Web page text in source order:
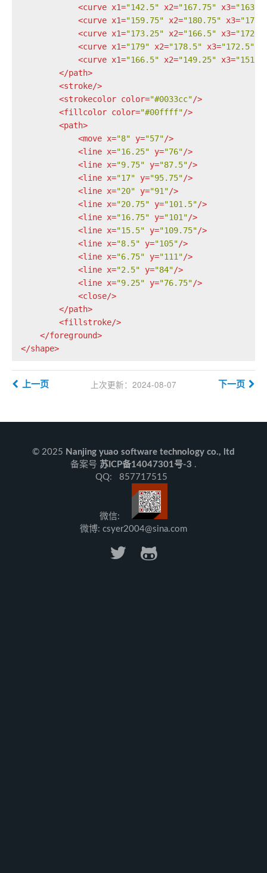
<curve x1="142.5" x2="167.75" x3=
<curve x1="159.75" x2="180.75" x3="177"
<curve x1="173.25" x2="166.5" x3=
<curve x1="179" x2="178.5" x3="172.5"
<curve x1="166.5" x2="149.25" x3=
</path>
<stroke/>
<strokecolor color="#0033cc"/>
<fillcolor color="#00ffff"/>
<path>
<move x="8" y="57"/>
<line x="16.25" y="76"/>
<line x="9.75" y="87.5"/>
<line x="17" y="95.75"/>
<line x="20" y="91"/>
<line x="20.75" y="101.5"/>
<line x="16.75" y="101"/>
<line x="15.5" y="109.75"/>
<line x="8.5" y="105"/>
<line x="6.75" y="111"/>
<line x="2.5" y="84"/>
<line x="9.25" y="76.75"/>
<close/>
</path>
<fillstroke/>
</foreground>
</shape>
上次更新：2024-08-07
上一页 下一页
© 2025 Nanjing yuao software technology co., ltd
备案号 苏ICP备14047301号-3 .
QQ: 857717515
微信:
微博: csyer2004@sina.com